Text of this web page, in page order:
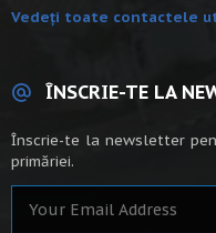
Vedeți toate contactele
ÎNSCRIE-TE LA
Înscrie-te la newsletter
primăriei.